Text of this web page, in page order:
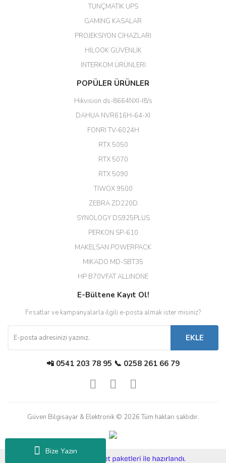
Bize Yazın
Her şey için teşekkür ederim çok
Erdal Cingöz | 07/02/2026
Başarılı. Bu vasıfta bir ürünü bu
kadar uygun fiyata bulabilmek
büyük şans. Güvenliticaret
(HIKVISION DS-3E0326P-E/M(B)
EROL ÇAKMAK | 26/12/2025
Diğer yorumları göster
TUNÇMATİK UPS
GAMİNG KASALAR
PROJEKSİYON CİHAZLARI
HİLOOK GÜVENLİK
İNTERKOM ÜRÜNLERİ
POPÜLER ÜRÜNLER
Hikvision ds-8664NXI-I8/s
DAHUA NVR616H-64-XI
FONRİ TV-6024H
RTX 5050
RTX 5070
RTX 5090
TİWOX 9500
ZEBRA ZD220D
SYNOLOGY DS925PLUS
PERKON SP-610
MAKELSAN POWERPACK
MIKADO MD-SBT35
HP B70VFAT ALLINONE
E-Bültene Kayıt Ol!
Fırsatlar ve kampanyalarla ilgili e-posta almak ister misiniz?
EKLE
📲 0541 203 78 95 📞 0258 261 66 79
Güven Bilgisayar & Elektronik © 2026 Tüm hakları saklıdır.
e-